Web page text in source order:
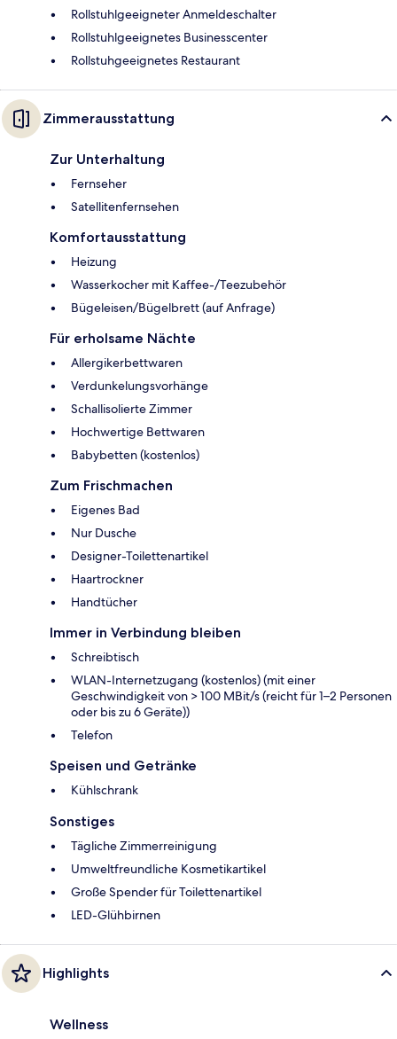
Rollstuhlgeeigneter Anmeldeschalter
Rollstuhlgeeignetes Businesscenter
Rollstuhgeeignetes Restaurant
Zimmerausstattung
Zur Unterhaltung
Fernseher
Satellitenfernsehen
Komfortausstattung
Heizung
Wasserkocher mit Kaffee-/Teezubehör
Bügeleisen/Bügelbrett (auf Anfrage)
Für erholsame Nächte
Allergikerbettwaren
Verdunkelungsvorhänge
Schallisolierte Zimmer
Hochwertige Bettwaren
Babybetten (kostenlos)
Zum Frischmachen
Eigenes Bad
Nur Dusche
Designer-Toilettenartikel
Haartrockner
Handtücher
Immer in Verbindung bleiben
Schreibtisch
WLAN-Internetzugang (kostenlos) (mit einer
Geschwindigkeit von > 100 MBit/s (reicht für 1–2 Personen
oder bis zu 6 Geräte))
Telefon
Speisen und Getränke
Kühlschrank
Sonstiges
Tägliche Zimmerreinigung
Umweltfreundliche Kosmetikartikel
Große Spender für Toilettenartikel
LED-Glühbirnen
Highlights
Wellness